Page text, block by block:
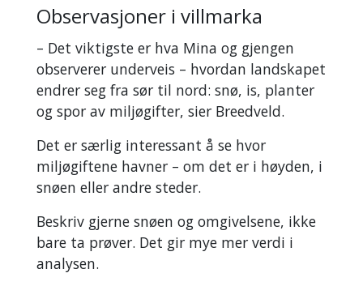
Observasjoner i villmarka
– Det viktigste er hva Mina og gjengen
observerer underveis – hvordan landskapet
endrer seg fra sør til nord: snø, is, planter
og spor av miljøgifter, sier Breedveld.
Det er særlig interessant å se hvor
miljøgiftene havner – om det er i høyden, i
snøen eller andre steder.
Beskriv gjerne snøen og omgivelsene, ikke
bare ta prøver. Det gir mye mer verdi i
analysen.